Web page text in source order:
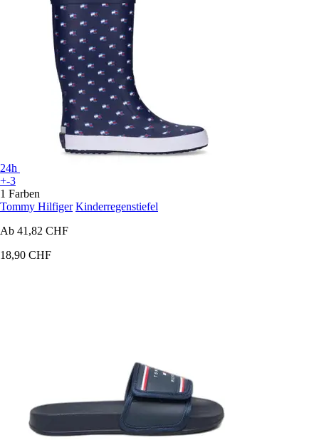
24h
+-3
1 Farben
Tommy Hilfiger Kinderregenstiefel
Ab 41,82 CHF
18,90 CHF